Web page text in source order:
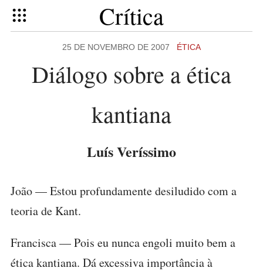
Crítica
25 DE NOVEMBRO DE 2007 ÉTICA
Diálogo sobre a ética
kantiana
Luís Veríssimo
João — Estou profundamente desiludido com a
teoria de Kant.
Francisca — Pois eu nunca engoli muito bem a
ética kantiana. Dá excessiva importância à